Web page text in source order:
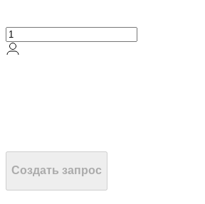
Создать запрос